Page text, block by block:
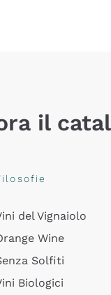
il
del Vignaiolo
Wine
Solfiti
Biologici